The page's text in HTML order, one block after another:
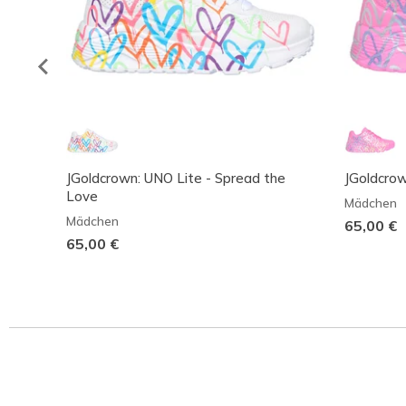
JGoldcrown: UNO Lite - Spread the
Love
Mädchen
65,00 €
Mädchen
65,00 €